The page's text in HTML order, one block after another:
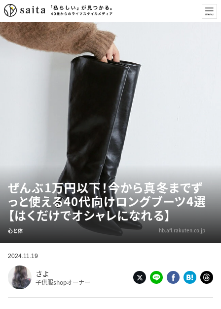
ぜんぶ1万円以下！今から真冬までず
っと使える40代向けロングブーツ4選
【はくだけでオシャレになれる】
心と体 hb.afl.rakuten.co.jp
2024.11.19
さよ
子供服shopオーナー